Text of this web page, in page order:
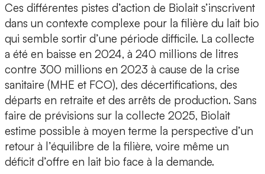
Ces différentes pistes d’action de Biolait s’inscrivent
dans un contexte complexe pour la filière du lait bio
qui semble sortir d’une période difficile. La collecte
a été en baisse en 2024, à 240 millions de litres
contre 300 millions en 2023 à cause de la crise
sanitaire (MHE et FCO), des décertifications, des
départs en retraite et des arrêts de production. Sans
faire de prévisions sur la collecte 2025, Biolait
estime possible à moyen terme la perspective d’un
retour à l’équilibre de la filière, voire même un
déficit d’offre en lait bio face à la demande.